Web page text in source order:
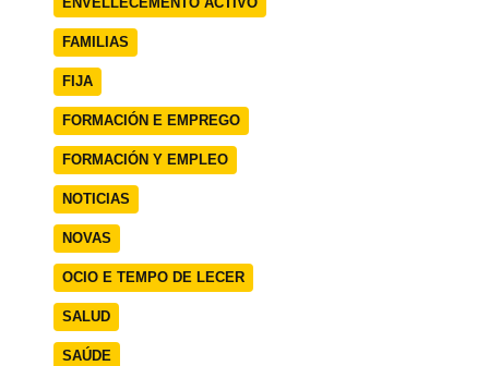
FAMILIAS
FIJA
FORMACIÓN E EMPREGO
FORMACIÓN Y EMPLEO
NOTICIAS
NOVAS
OCIO E TEMPO DE LECER
SALUD
SAÚDE